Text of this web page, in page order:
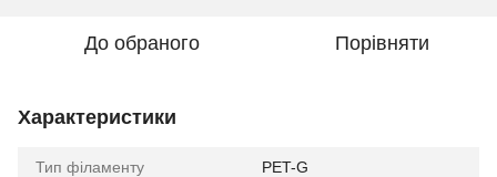
До обраного Порівняти
Характеристики
Тип філаменту PET-G